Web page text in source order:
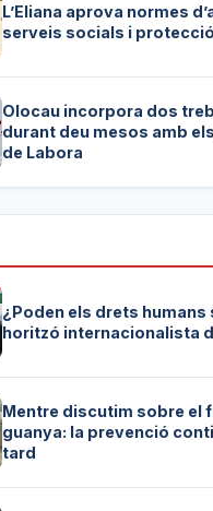
L’Eliana aprova normes
serveis socials i
Olocau incorpora dos
durant deu mesos amb
de Labora
¿Poden els drets humans
horitzó internacionalista
Mentre discutim sobre el
guanya: la prevenció
tard